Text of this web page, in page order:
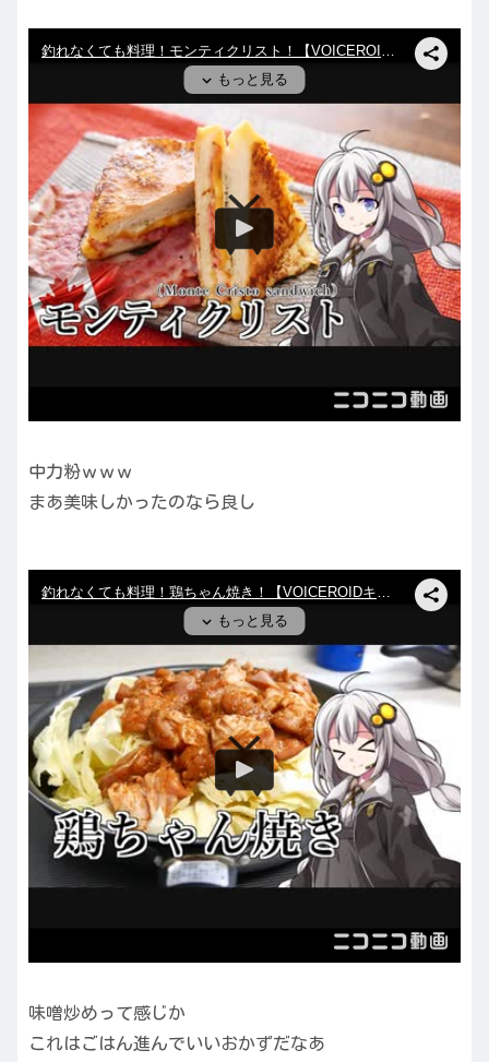
中力粉ｗｗｗ
まあ美味しかったのなら良し
味噌炒めって感じか
これはごはん進んでいいおかずだなあ